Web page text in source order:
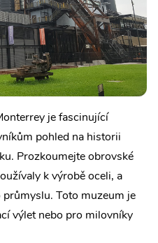
je fascinující
pohled na historii
Prozkoumejte obrovské
k výrobě oceli, a
Toto muzeum je
výlet nebo pro milovníky